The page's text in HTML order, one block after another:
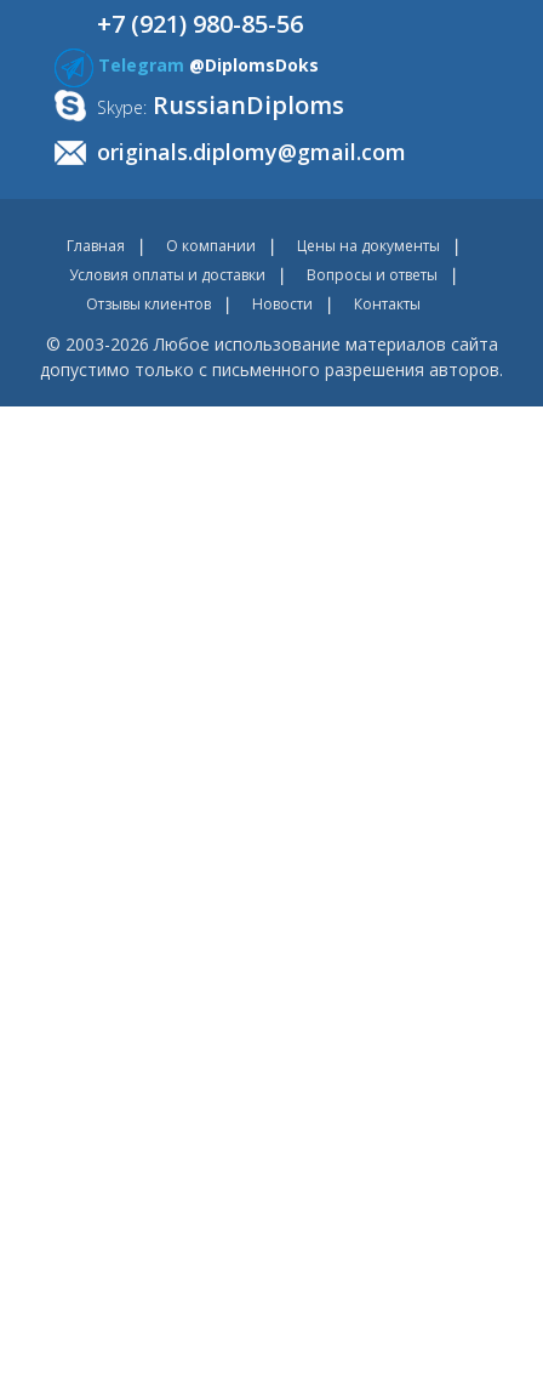
+7 (921) 980-85-56
Telegram @DiplomsDoks
Skype: RussianDiploms
originals.diplomy@gmail.com
Главная О компании
Цены на документы
Условия оплаты и доставки
Вопросы и ответы
Отзывы клиентов
Новости Контакты
© 2003-2026 Любое использование материалов сайта
допустимо только с письменного разрешения авторов.